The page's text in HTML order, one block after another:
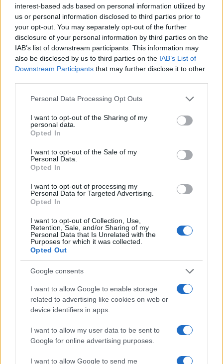
interest-based ads based on personal information utilized by
us or personal information disclosed to third parties prior to
your opt-out. You may separately opt-out of the further
disclosure of your personal information by third parties on the
IAB’s list of downstream participants. This information may
also be disclosed by us to third parties on the IAB’s List of
Downstream Participants that may further disclose it to other
Please note that this website/app uses one or more Google
not limited to your visit or usage behaviour. You may click to
grant or deny consent to Google and its third-party tags to
use your data for below specified purposes in below Google
consent section.
Personal Data Processing Opt Outs
I want to opt-out of the Sharing of my
personal data.
Opted In
I want to opt-out of the Sale of my
Personal Data.
Opted In
I want to opt-out of processing my
Personal Data for Targeted Advertising.
Opted In
I want to opt-out of Collection, Use,
Retention, Sale, and/or Sharing of my
Personal Data that Is Unrelated with the
Purposes for which it was collected.
Opted Out
Google consents
I want to allow Google to enable storage
related to advertising like cookies on web or
device identifiers in apps.
I want to allow my user data to be sent to
Google for online advertising purposes.
I want to allow Google to send me
Share:
Ακολουθήστε το Νewsit.gr στοGoogle News και
ενημερωθείτε πρώτοι για όλη την ειδησεογραφία και τα
τελευταία νέατης ημέρας
Πιο δημοφιλή
Τουρίστας ρωτούσε πόσο να πληρώσει για
να ασελγήσει σε 10χρονο κορίτσι - Το παιδί
καθόταν αμέριμνο σε αυλή επιχείρησης
Ryanair: «Ένα κομμάτι του προσώπου του
ήταν σαν πλαστελίνη», συγκλονίζει η
επιβάτιδα που έσωσε τον Σέρβο όταν
έσπασε το παράθυρο του αεροπλάνου
Ανησυχία από το ξέσπασμα του ιού του
Δυτικού Νείλου με κρούσματα στην Αττική
- «Καμπανάκι» από τον Ιατρικό Σύλλογο
Αθηνών για την προστασία της δημόσιας
υγείας
Φωτιά σε κατάστημα στον Άλιμο –
Εκκενώθηκε πολυκατοικία
Νέος «Αντεροβγάλτης» στο Λονδίνο βίαζε
και δολοφονούσε ιερόδουλες – Είχε
συλληφθεί και αφέθηκε ελεύθερος